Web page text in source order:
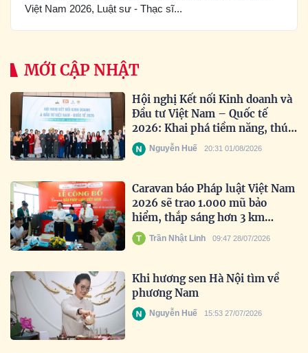
Việt Nam 2026, Luật sư - Thạc sĩ...
MỚI CẬP NHẬT
Hội nghị Kết nối Kinh doanh và
Đầu tư Việt Nam – Quốc tế
2026: Khai phá tiềm năng, thúc
đẩy hợp tác toàn cầu
Nguyễn Huế 20:31 01/08/2026
Caravan báo Pháp luật Việt Nam
2026 sẽ trao 1.000 mũ bảo
hiểm, thắp sáng hơn 3 km
đường biên
Trần Nhật Linh 09:47 28/07/2026
Khi hương sen Hà Nội tìm về
phương Nam
Nguyễn Huế 15:53 27/07/2026